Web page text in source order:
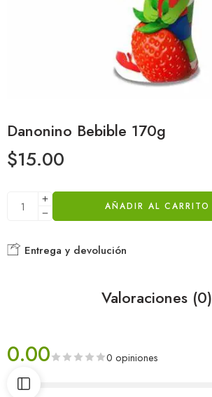
Danonino Bebible 170g
$15.00
AÑADIR AL CARRITO
Entrega y devolución
Valoraciones (0)
0.00 0 opiniones